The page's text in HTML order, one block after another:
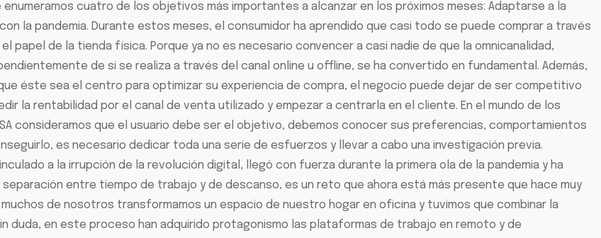
cuatro de los objetivos más importantes a alcanzar en los próximos meses: Adaptarse a la
la pandemia. Durante estos meses, el consumidor ha aprendido que casi todo se puede comprar a través
papel de la tienda física. Porque ya no es necesario convencer a casi nadie de que la omnicanalidad,
de si se realiza a través del canal online u offline, se ha convertido en fundamental. Además,
éste sea el centro para optimizar su experiencia de compra, el negocio puede dejar de ser competitivo
la rentabilidad por el canal de venta utilizado y empezar a centrarla en el cliente. En el mundo de los
consideramos que el usuario debe ser el objetivo, debemos conocer sus preferencias, comportamientos
es necesario dedicar toda una serie de esfuerzos y llevar a cabo una investigación previa.
a la irrupción de la revolución digital, llegó con fuerza durante la primera ola de la pandemia y ha
entre tiempo de trabajo y de descanso, es un reto que ahora está más presente que hace muy
de nosotros transformamos un espacio de nuestro hogar en oficina y tuvimos que combinar la
duda, en este proceso han adquirido protagonismo las plataformas de trabajo en remoto y de